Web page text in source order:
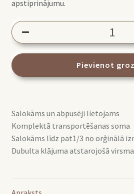
apstiprinājumu.
atstarotājs
Sunfire/White
Pievienot
Salokāms un abpusēji lietojams
Komplektā transportēšanas soma
Salokāms līdz pat1/3 no orģinālā
Dubulta klājuma atstarojošā virsma